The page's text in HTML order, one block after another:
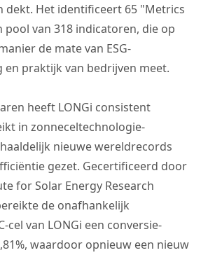
dekt. Het identificeert 65 "Metrics
pool van 318 indicatoren, die op
de mate van ESG-
en praktijk van bedrijven meet.
heeft LONGi consistent
in zonneceltechnologie-
nieuwe wereldrecords
gezet. Gecertificeerd door
for Solar Energy Research
de onafhankelijk
cel van LONGi een conversie-
waardoor opnieuw een nieuw